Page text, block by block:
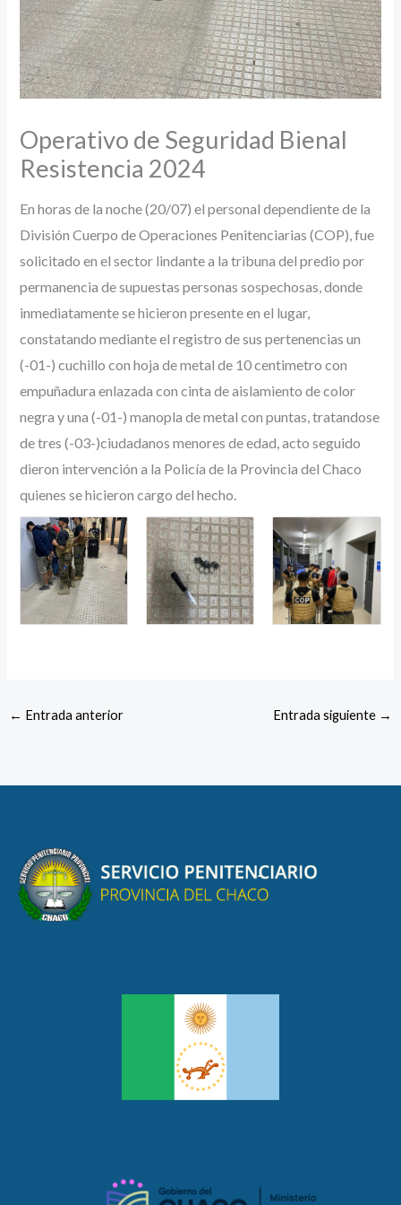
Operativo de Seguridad Bienal
Resistencia 2024
En horas de la noche (20/07) el personal dependiente de la
División Cuerpo de Operaciones Penitenciarias (COP), fue
solicitado en el sector lindante a la tribuna del predio por
permanencia de supuestas personas sospechosas, donde
inmediatamente se hicieron presente en el lugar,
constatando mediante el registro de sus pertenencias un
(-01-) cuchillo con hoja de metal de 10 centimetro con
empuñadura enlazada con cinta de aislamiento de color
negra y una (-01-) manopla de metal con puntas, tratandose
de tres (-03-)ciudadanos menores de edad, acto seguido
dieron intervención a la Policía de la Provincia del Chaco
quienes se hicieron cargo del hecho.
← Entrada anterior Entrada siguiente →